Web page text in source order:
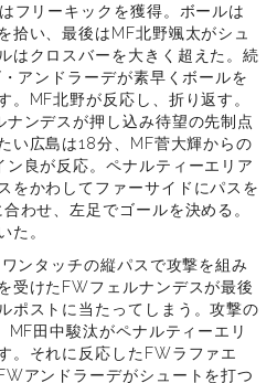
フリーキックを獲得。ボールは
拾い、最後はMF北野颯太がシュ
はクロスバーを大きく超えた。続
アンドラーデが素早くボールを
。MF北野が反応し、折り返す。
ンデスが押し込み待望の先制点
い広島は18分、MF菅大輝からの
良が反応。ペナルティーエリア
をかわしてファーサイドにパスを
わせ、左足でゴールを決める。
た。
ンタッチの縦パスで攻撃を組み
受けたFWフェルナンデスが最後
ポストに当たってしまう。攻撃の
MF田中駿汰がペナルティーエリ
。それに反応したFWラファエ
アンドラーデがシュートを打つ